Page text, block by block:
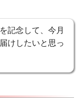
記念して、今月
けしたいと思っ